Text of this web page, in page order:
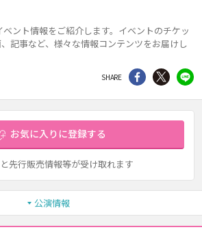
ント情報をご紹介します。イベントのチケッ
記事など、様々な情報コンテンツをお届けし
SHARE シェア Twitter
お気に入りに登録する
先行販売情報等が受け取れます
公演情報